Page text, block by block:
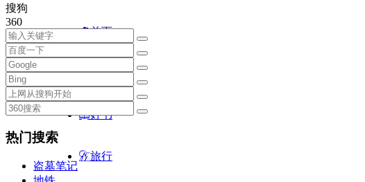
首页
随笔
好书
旅行
搜狗
360
热门搜索
盗墓笔记